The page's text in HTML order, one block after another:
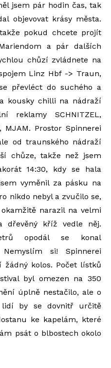
jsem pár hodin čas, tak
objevovat krásy města.
pokud chcete projít
a pár dalších
chůzí zvládnete na
Linz Hbf -> Traun,
převléct do suchého a
kousky chilli na nádraží
reklamy SCHNITZEL,
MJAM. Prostor Spinnerei
od traunského nádraží
chůze, takže než jsem
14:30, kdy se hala
vyměnil za pásku na
nikdo nebyl a zvučilo se,
narazil na velmi
dřevěný kříž vedle něj.
opodál se konal
Nemyslím si! Spinnerei
kolos. Počet lístků
byl omezen na 350
úplně nestačilo, ale o
by se dovnitř určitě
ke kapelám, které
psát o blbostech okolo